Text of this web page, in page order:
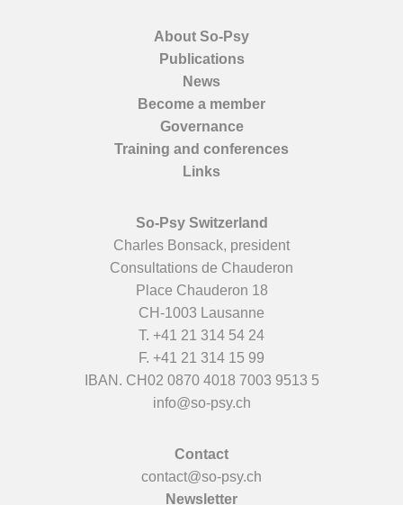
About So-Psy
Publications
News
Become a member
Governance
Training and conferences
Links
So-Psy Switzerland
Charles Bonsack, president
Consultations de Chauderon
Place Chauderon 18
CH-1003 Lausanne
T. +41 21 314 54 24
F. +41 21 314 15 99
IBAN. CH02 0870 4018 7003 9513 5
info@so-psy.ch
Contact
contact@so-psy.ch
Newsletter